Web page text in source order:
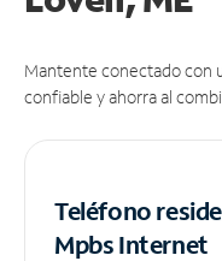
Mantente conectado con
confiable y ahorra al
Teléfono
MpbsInternet